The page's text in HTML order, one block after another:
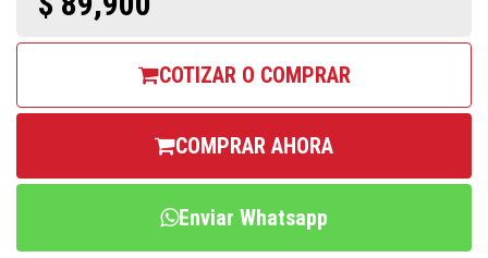
COTIZAR O COMPRAR
COMPRAR AHORA
Enviar Whatsapp